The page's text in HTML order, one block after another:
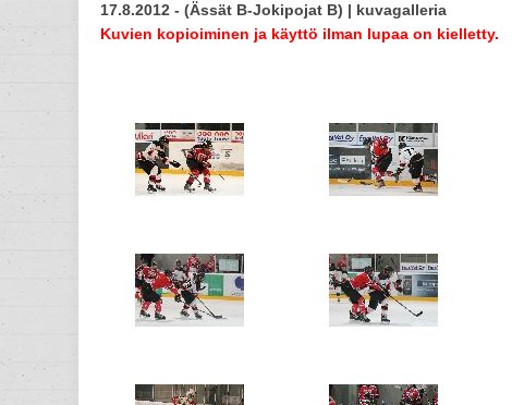
17.8.2012 - (Ässät B-Jokipojat B) | kuvagalleria
Kuvien kopioiminen ja käyttö ilman lupaa on kielletty.